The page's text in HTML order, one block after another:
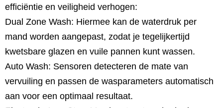
efficiëntie en veiligheid verhogen:
Dual Zone Wash: Hiermee kan de waterdruk per
mand worden aangepast, zodat je tegelijkertijd
kwetsbare glazen en vuile pannen kunt wassen.
Auto Wash: Sensoren detecteren de mate van
vervuiling en passen de wasparameters automatisch
aan voor een optimaal resultaat.